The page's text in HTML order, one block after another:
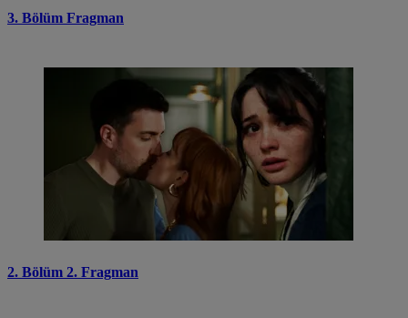
3. Bölüm Fragman
2. Bölüm 2. Fragman